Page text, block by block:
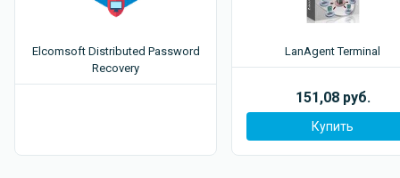
Elcomsoft Distributed Password
Recovery
LanAgent Terminal
151,08 руб.
Купить